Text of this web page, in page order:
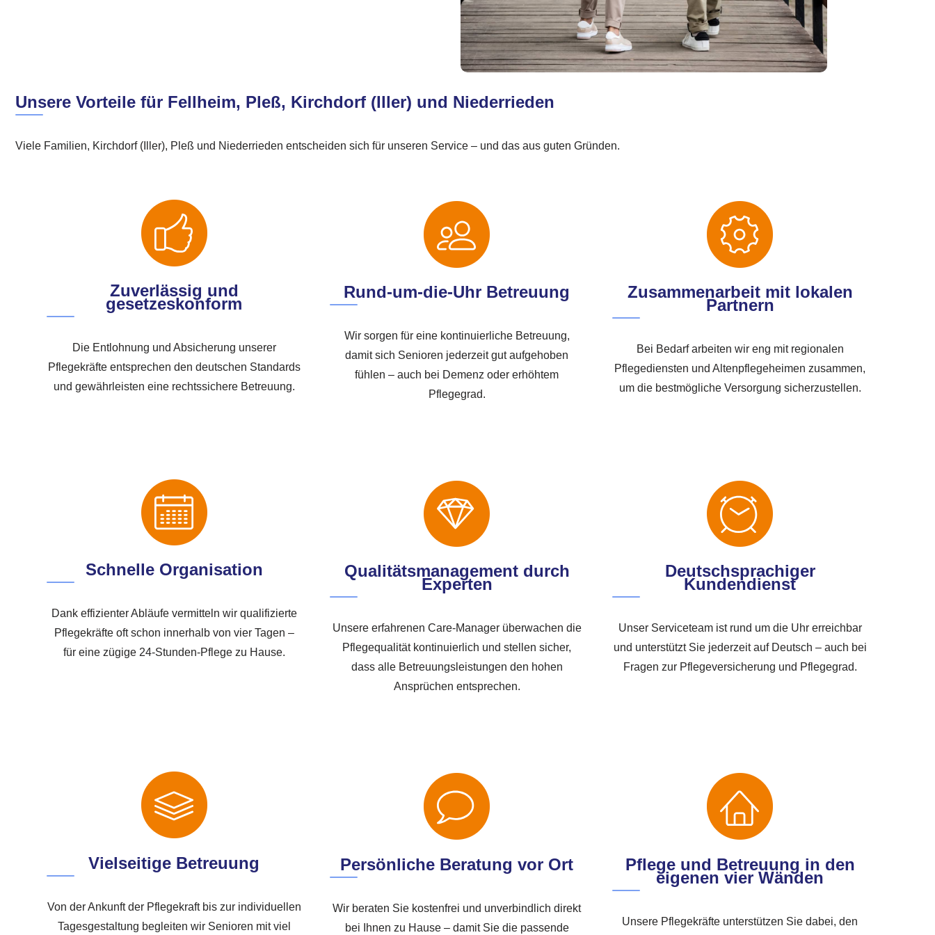
Unsere Vorteile für Fellheim, Pleß, Kirchdorf (Iller) und Niederrieden
Viele Familien, Kirchdorf (Iller), Pleß und Niederrieden entscheiden sich für unseren Service – und das aus guten Gründen.
Zuverlässig und
gesetzeskonform
Die Entlohnung und Absicherung unserer
Pflegekräfte entsprechen den deutschen Standards
und gewährleisten eine rechtssichere Betreuung.
Rund-um-die-Uhr Betreuung
Wir sorgen für eine kontinuierliche Betreuung,
damit sich Senioren jederzeit gut aufgehoben
fühlen – auch bei Demenz oder erhöhtem
Pflegegrad.
Zusammenarbeit mit lokalen
Partnern
Bei Bedarf arbeiten wir eng mit regionalen
Pflegediensten und Altenpflegeheimen zusammen,
um die bestmögliche Versorgung sicherzustellen.
Schnelle Organisation
Dank effizienter Abläufe vermitteln wir qualifizierte
Pflegekräfte oft schon innerhalb von vier Tagen –
für eine zügige 24-Stunden-Pflege zu Hause.
Qualitätsmanagement durch
Experten
Unsere erfahrenen Care-Manager überwachen die
Pflegequalität kontinuierlich und stellen sicher,
dass alle Betreuungsleistungen den hohen
Ansprüchen entsprechen.
Deutschsprachiger
Kundendienst
Unser Serviceteam ist rund um die Uhr erreichbar
und unterstützt Sie jederzeit auf Deutsch – auch bei
Fragen zur Pflegeversicherung und Pflegegrad.
Vielseitige Betreuung
Von der Ankunft der Pflegekraft bis zur individuellen
Tagesgestaltung begleiten wir Senioren mit viel
Persönliche Beratung vor Ort
Wir beraten Sie kostenfrei und unverbindlich direkt
bei Ihnen zu Hause – damit Sie die passende
Pflege und Betreuung in den
eigenen vier Wänden
Unsere Pflegekräfte unterstützen Sie dabei, den